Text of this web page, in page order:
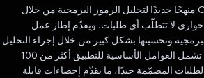
يعتمد تطبيق Code Sherlock منهجًا جديدًا لتحليل الرموز البرمجية من خلال
لا تتطلّب أي طلبات. ويقدّم إطار عمل
وتحسينها بشكل كبير من خلال إجراء التحليل
على عوامل مختلفة مقدّمة. تشمل العوامل الأساسية للتطبيق أكثر من 100
المصمّمة جيدًا، ما يقدّم إحصاءات قابلة